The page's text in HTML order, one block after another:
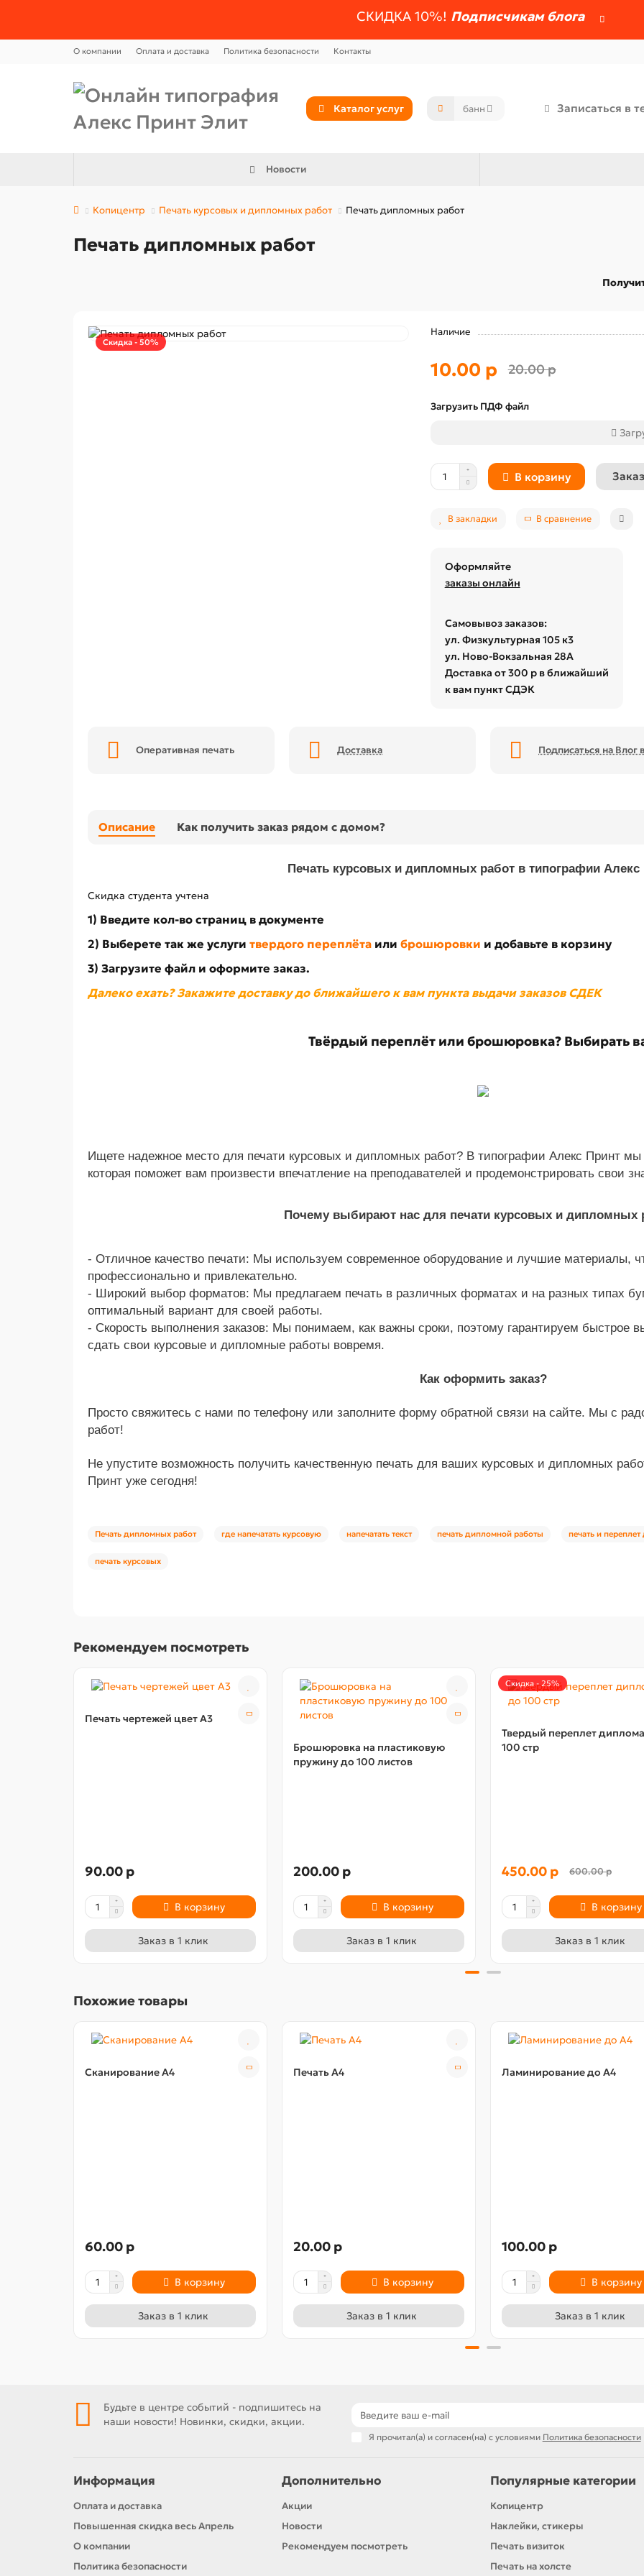
СКИДКА 10%! Подписчикам блога
О компании Оплата и доставка Политика безопасности Контакты
Каталог услуг Записаться в
Новости
Копицентр Печать курсовых и дипломных работ Печать дипломных работ
Печать дипломных работ
Скидка - 50%
Наличие
10.00 р 20.00 р
Загрузить ПДФ файл
В корзину
В закладки В сравнение
Оформляйте
заказы онлайн
Самовывоз заказов:
ул. Физкультурная 105 к3
ул. Ново-Вокзальная 28А
Доставка от 300 р в ближайший
к вам пункт СДЭК
Оперативная печать Доставка Подписаться на Влог
Описание Как получить заказ рядом с домом?
Печать курсовых и дипломных работ в типографии Алекс
Скидка студента учтена
1) Введите кол-во страниц в документе
2) Выберете так же услуги твердого переплёта или брошюровки и добавьте в корзину
3) Загрузите файл и оформите заказ.
Далеко ехать? Закажите доставку до ближайшего к вам пункта выдачи заказов СДЕК
Твёрдый переплёт или брошюровка? Выбирать
Ищете надежное место для печати курсовых и дипломных работ? В типографии Алекс Принт мы
которая поможет вам произвести впечатление на преподавателей и продемонстрировать свои
Почему выбирают нас для печати курсовых и дипломных
- Отличное качество печати: Мы используем современное оборудование и лучшие материалы,
профессионально и привлекательно.
- Широкий выбор форматов: Мы предлагаем печать в различных форматах и на разных типах
оптимальный вариант для своей работы.
- Скорость выполнения заказов: Мы понимаем, как важны сроки, поэтому гарантируем быстрое
сдать свои курсовые и дипломные работы вовремя.
Как оформить заказ?
Просто свяжитесь с нами по телефону или заполните форму обратной связи на сайте. Мы с
работ!
Не упустите возможность получить качественную печать для ваших курсовых и дипломных
Принт уже сегодня!
Печать дипломных работ где напечатать курсовую напечатать текст печать дипломной работы печать и
печать курсовых
Рекомендуем посмотреть
Печать чертежей цвет А3
90.00 р
В корзину
Заказ в 1 клик
Брошюровка на пластиковую
пружину до 100 листов
200.00 р
В корзину
Заказ в 1 клик
Скидка - 25%
Твердый переплет
100 стр
450.00 р 600.00 р
В корзину
Заказ в 1 клик
Похожие товары
Сканирование А4
60.00 р
В корзину
Заказ в 1 клик
Печать А4
20.00 р
В корзину
Заказ в 1 клик
Ламинирование до А4
100.00 р
В корзину
Заказ в 1 клик
Будьте в центре событий - подпишитесь на
наши новости! Новинки, скидки, акции.
Я прочитал(а) и согласен(на) с условиями Политика безопасности
Информация
Оплата и доставка
Повышенная скидка весь Апрель
О компании
Политика безопасности
Дополнительно
Акции
Новости
Рекомендуем посмотреть
Популярные категории
Копицентр
Наклейки, стикеры
Печать визиток
Печать на холсте